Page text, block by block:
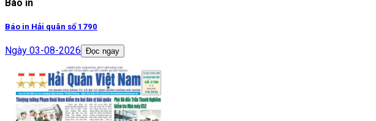
Báo in
Báo in Hải quân số 1790
Ngày 03-08-2026 Đọc ngay